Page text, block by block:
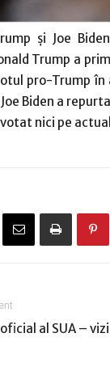
şi Joe
Trump a
pro-Trump
Biden a
nici pe
al SUA –